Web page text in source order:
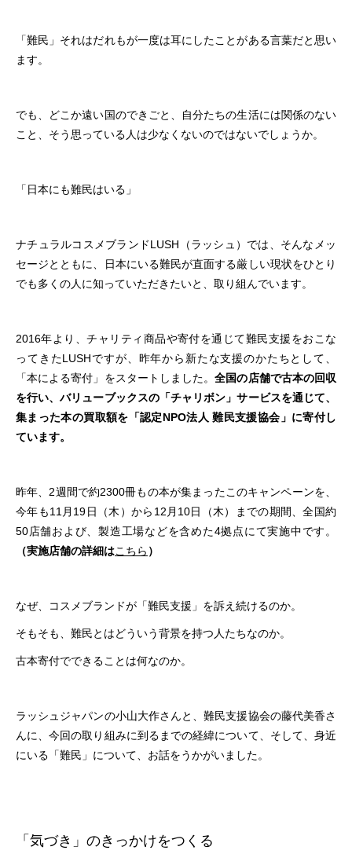
「難民」それはだれもが一度は耳にしたことがある言葉だと思い
ます。
でも、どこか遠い国のできごと、自分たちの生活には関係のない
こと、そう思っている人は少なくないのではないでしょうか。
「日本にも難民はいる」
ナチュラルコスメブランドLUSH （ラッシュ）では、そんなメッ
セージとともに、日本にいる難民が直面する厳しい現状をひとり
でも多くの人に知っていただきたいと、取り組んでいます。
2016年より、チャリティ商品や寄付を通じて難民支援をおこな
ってきたLUSHですが、昨年から新たな支援のかたちとして、
「本による寄付」をスタートしました。全国の店舗で古本の回収
を行い、バリューブックスの「チャリボン」サービスを通じて、
集まった本の買取額を「認定NPO法人 難民支援協会」に寄付し
ています。
昨年、2週間で約2300冊もの本が集まったこのキャンペーンを、
今年も11月19日（木）から12月10日（木）までの期間、全国約
50店舗および、製造工場などを含めた4拠点にて実施中です。
（実施店舗の詳細はこちら ）
なぜ、コスメブランドが「難民支援」を訴え続けるのか。
そもそも、難民とはどういう背景を持つ人たちなのか。
古本寄付でできることは何なのか。
ラッシュジャパンの小山大作さんと、難民支援協会の藤代美香さ
んに、今回の取り組みに到るまでの経緯について、そして、身近
にいる「難民」について、お話をうかがいました。
「気づき」のきっかけをつくる